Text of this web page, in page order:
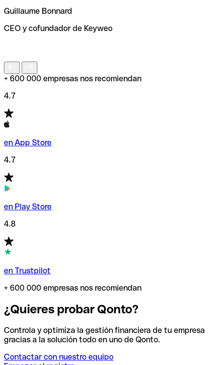
de enviar tu transferencia.
Guillaume Bonnard
CEO y cofundador de Keyweo
+ 600 000 empresas nos recomiendan
4.7
en App Store
4.7
en Play Store
4.8
en Trustpilot
+ 600 000 empresas nos recomiendan
¿Quieres probar Qonto?
Controla y optimiza la gestión financiera de tu empresa
gracias a la solución todo en uno de Qonto.
Contactar con nuestro equipo